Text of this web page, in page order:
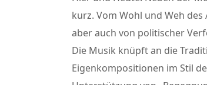
kurz. Vom Wohl und Weh
aber auch von politischer
Die Musik knüpft an die
Eigenkompositionen im Stil